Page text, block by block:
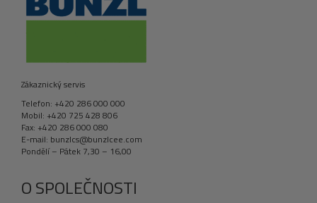
Zákaznický servis
Telefon: +420 286 000 000
Mobil: +420 725 428 806
Fax: +420 286 000 080
E-mail: bunzlcs@bunzlcee.com
Pondělí – Pátek 7,30 – 16,00
O SPOLEČNOSTI